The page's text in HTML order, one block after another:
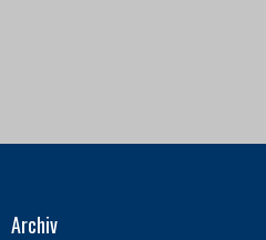
Archiv